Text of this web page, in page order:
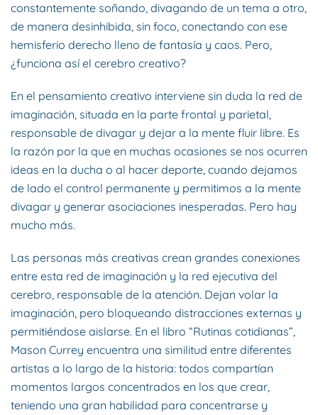
constantemente soñando, divagando de un tema a otro,
de manera desinhibida, sin foco, conectando con ese
hemisferio derecho lleno de fantasía y caos. Pero,
¿funciona así el cerebro creativo?
En el pensamiento creativo interviene sin duda la red de
imaginación, situada en la parte frontal y parietal,
responsable de divagar y dejar a la mente fluir libre. Es
la razón por la que en muchas ocasiones se nos ocurren
ideas en la ducha o al hacer deporte, cuando dejamos
de lado el control permanente y permitimos a la mente
divagar y generar asociaciones inesperadas. Pero hay
mucho más.
Las personas más creativas crean grandes conexiones
entre esta red de imaginación y la red ejecutiva del
cerebro, responsable de la atención. Dejan volar la
imaginación, pero bloqueando distracciones externas y
permitiéndose aislarse. En el libro “Rutinas cotidianas”,
Mason Currey encuentra una similitud entre diferentes
artistas a lo largo de la historia: todos compartían
momentos largos concentrados en los que crear,
teniendo una gran habilidad para concentrarse y